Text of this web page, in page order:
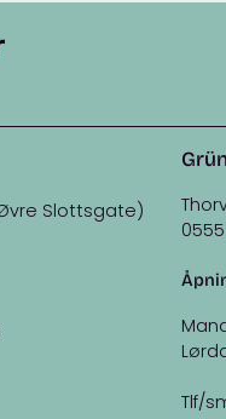
Slottsgate)
Tlf/